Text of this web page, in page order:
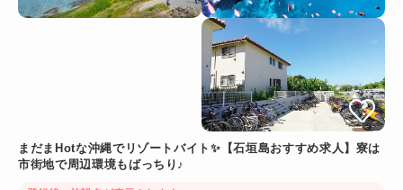
まだまHotな沖縄でリゾートバイト✨【石垣島おすすめ求人】寮は
市街地で周辺環境もばっちり♪